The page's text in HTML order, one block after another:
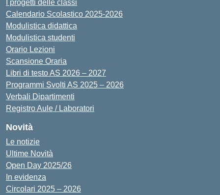
I progetti delle classi
Calendario Scolastico 2025-2026
Modulistica didattica
Modulistica studenti
Orario Lezioni
Scansione Oraria
Libri di testo AS 2026 – 2027
Programmi Svolti AS 2025 – 2026
Verbali Dipartimenti
Registro Aule / Laboratori
Novità
Le notizie
Ultime Novità
Open Day 2025/26
In evidenza
Circolari 2025 – 2026